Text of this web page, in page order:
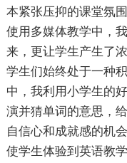
本紧张压抑的课堂氛
使用多媒体教学中，
来，更让学生产生了
学生们始终处于一种
中，我利用小学生的
演并猜单词的意思，
自信心和成就感的机
使学生体验到英语教